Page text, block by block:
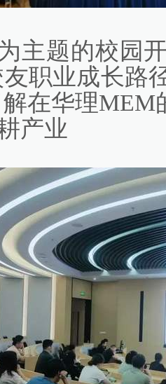
主题的校园
职业成长路
在华理MEM
产业